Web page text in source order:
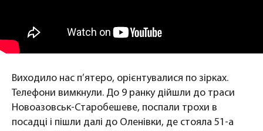
Виходило нас п’ятеро, орієнтувалися по зірках.
Телефони вимкнули. До 9 ранку дійшли до траси
Новоазовськ-Старобешеве, поспали трохи в
посадці і пішли далі до Оленівки, де стояла 51-а